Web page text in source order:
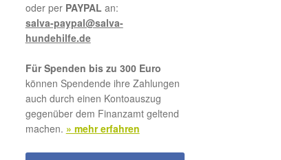
oder per PAYPAL an:
salva-paypal@salva-
hundehilfe.de
Für Spenden bis zu 300 Euro
können Spendende ihre Zahlungen
auch durch einen Kontoauszug
gegenüber dem Finanzamt geltend
machen. » mehr erfahren